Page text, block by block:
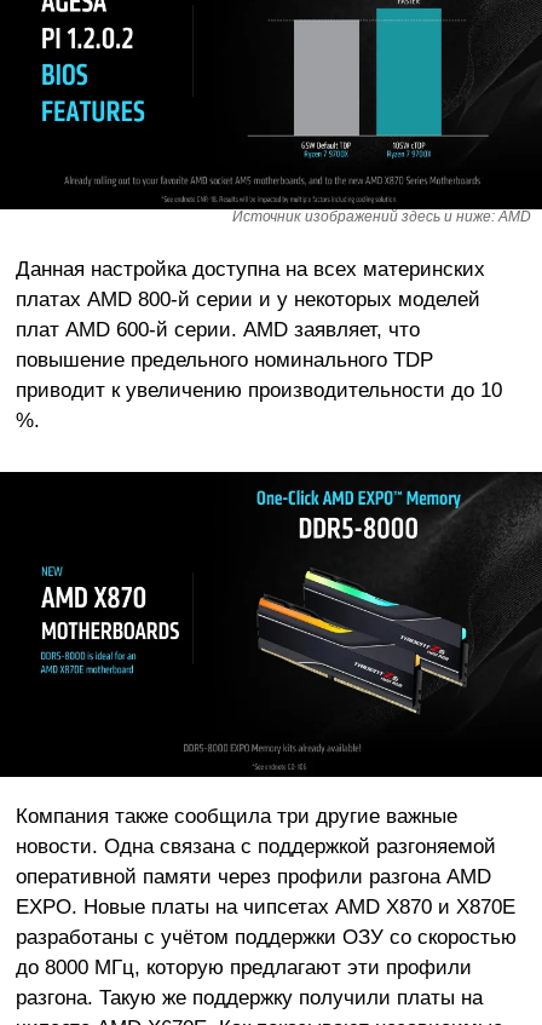
Источник изображений здесь и ниже: AMD
Данная настройка доступна на всех материнских
платах AMD 800-й серии и у некоторых моделей
плат AMD 600-й серии. AMD заявляет, что
повышение предельного номинального TDP
приводит к увеличению производительности до 10
%.
Компания также сообщила три другие важные
новости. Одна связана с поддержкой разгоняемой
оперативной памяти через профили разгона AMD
EXPO. Новые платы на чипсетах AMD X870 и X870E
разработаны с учётом поддержки ОЗУ со скоростью
до 8000 МГц, которую предлагают эти профили
разгона. Такую же поддержку получили платы на